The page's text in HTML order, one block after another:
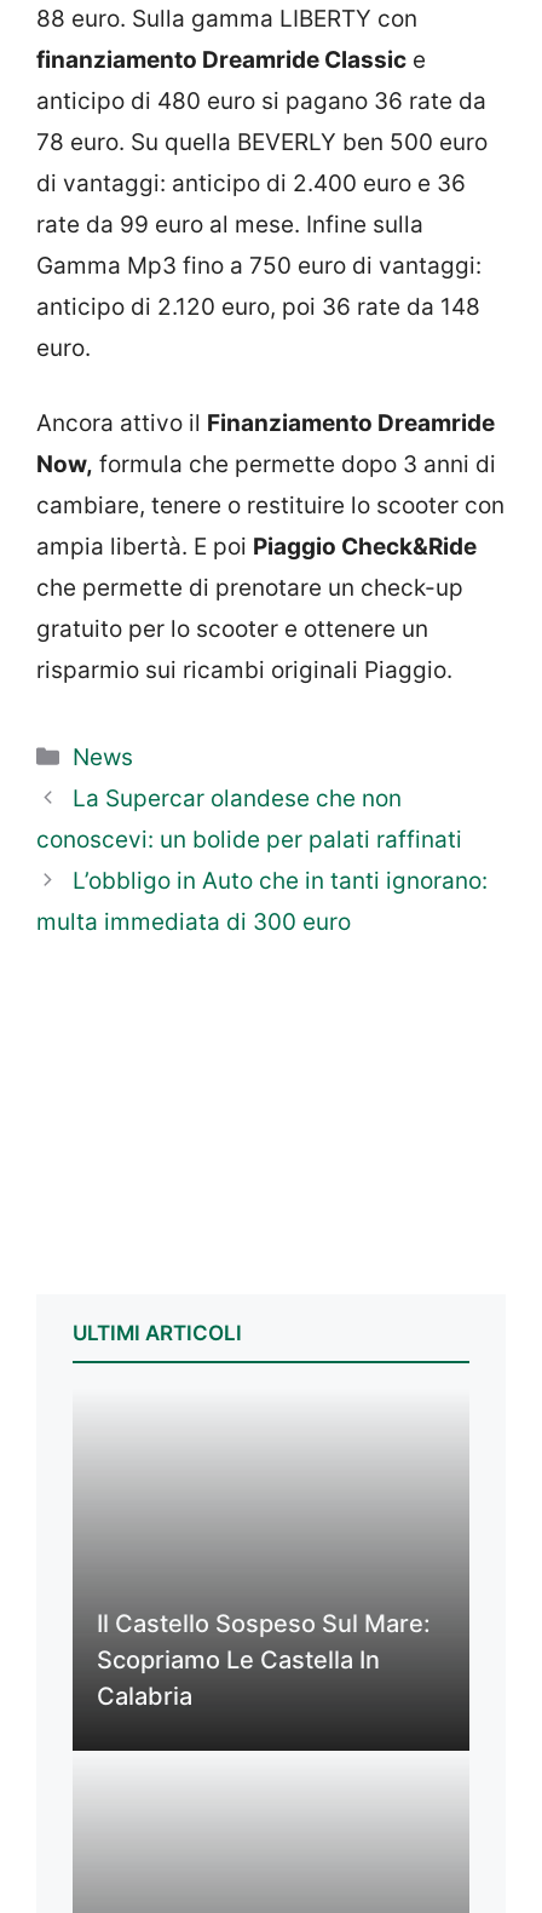
88 euro. Sulla gamma LIBERTY con
finanziamento Dreamride Classic e
anticipo di 480 euro si pagano 36 rate da
78 euro. Su quella BEVERLY ben 500 euro
di vantaggi: anticipo di 2.400 euro e 36
rate da 99 euro al mese. Infine sulla
Gamma Mp3 fino a 750 euro di vantaggi:
anticipo di 2.120 euro, poi 36 rate da 148
euro.
Ancora attivo il Finanziamento Dreamride
Now, formula che permette dopo 3 anni di
cambiare, tenere o restituire lo scooter con
ampia libertà. E poi Piaggio Check&Ride
che permette di prenotare un check-up
gratuito per lo scooter e ottenere un
risparmio sui ricambi originali Piaggio.
Categorie
News
La Supercar olandese che non
conoscevi: un bolide per palati raffinati
L’obbligo in Auto che in tanti ignorano:
multa immediata di 300 euro
ULTIMI ARTICOLI
Il Castello Sospeso Sul Mare:
Scopriamo Le Castella In
Calabria